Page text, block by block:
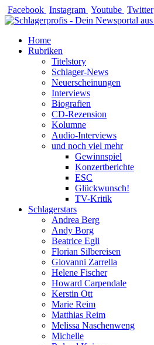
Zum
Inhalt
Facebook Instagram Youtube Twitter
Home
Rubriken
Titelstory
Schlager-News
Neuerscheinungen
Interviews
Biografien
CD-Rezension
Kolumne
Audio-Interviews
und noch viel mehr
Gewinnspiel
Konzertberichte
ESC
Glückwunsch!
TV-Kritik
Schlagerstars
Andrea Berg
Andy Borg
Beatrice Egli
Florian Silbereisen
Giovanni Zarrella
Helene Fischer
Howard Carpendale
Kerstin Ott
Marie Reim
Matthias Reim
Melissa Naschenweng
Michelle